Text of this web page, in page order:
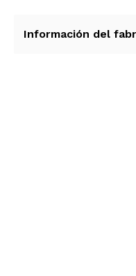
total privacidad y
Información del